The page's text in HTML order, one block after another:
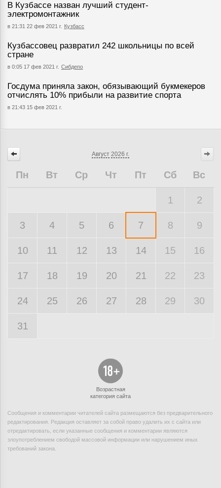
В Кузбассе назван лучший студент-
электромонтажник
в 21:31 22 фев 2021 г. Кузбасс
Кузбассовец развратил 242 школьницы по всей
стране
в 0:05 17 фев 2021 г. Сибдепо
Госдума приняла закон, обязывающий букмекеров
отчислять 10% прибыли на развитие спорта
в 21:43 15 фев 2021 г.
Август 2026 г.
Пн Вт Ср Чт Пт Сб Вс
1 2
3 4 5 6 7 8 9
10 11 12 13 14 15 16
17 18 19 20 21 22 23
24 25 26 27 28 29 30
31
Возрастная
категория сайта
Сообщения и комментарии читателей сайта размещаются без предварительного
редактирования. Редакция оставляет за собой право удалить их с сайта или
отредактировать, если указанные сообщения и комментарии являются
злоупотреблением свободой массовой информации или нарушением иных
требований закона.